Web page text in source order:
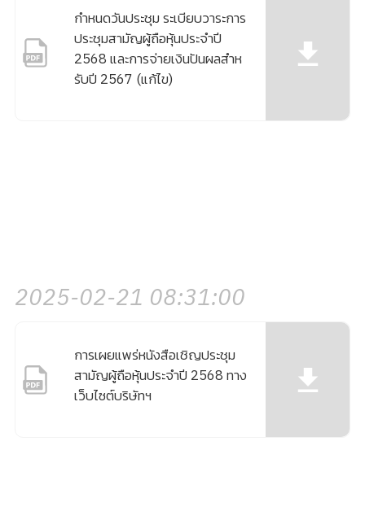
กําหนดวันประชุม ระเบียบวาระการ
ประชุมสามัญผู้ถือหุ้นประจําปี
2568 และการจ่ายเงินปันผลสําห
รับปี 2567 (แก้ไข)
2025-02-21 08:31:00
การเผยแพร่หนังสือเชิญประชุม
สามัญผู้ถือหุ้นประจำปี 2568 ทาง
เว็บไซต์บริษัทฯ